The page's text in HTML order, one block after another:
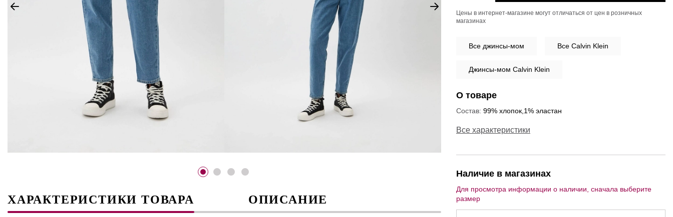
ХАРАКТЕРИСТИКИ ТОВАРА ОПИСАНИЕ
Цены в интернет-магазине могут отличаться от цен в розничных
магазинах
Все джинсы-мом Все Calvin Klein
Джинсы-мом Calvin Klein
О товаре
Состав: 99% хлопок,1% эластан
Все характеристики
Наличие в магазинах
Для просмотра информации о наличии, сначала выберите
размер